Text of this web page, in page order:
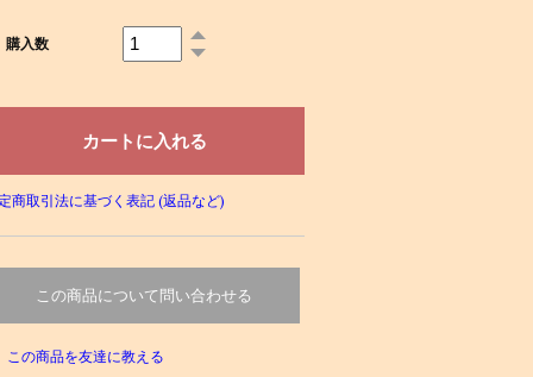
購入数
商取引法に基づく表記 (返品など)
この商品について問い合わせる
この商品を友達に教える